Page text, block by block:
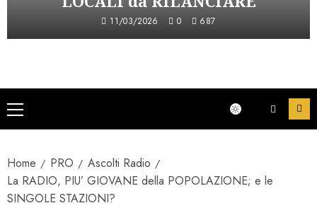
11/03/2026 0 687
Menu
principale
Home PRO
Ascolti Radio
La RADIO, PIU’ GIOVANE della POPOLAZIONE; e le
SINGOLE STAZIONI?